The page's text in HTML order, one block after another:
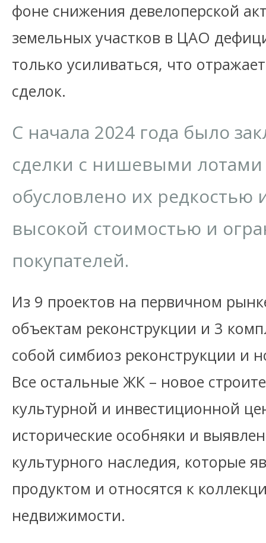
фоне снижения девелоперской
земельных участков в ЦАО
только усиливаться, что
сделок.
С начала 2024 года было
сделки с нишевыми
обусловлено их редкостью
высокой стоимостью и
покупателей.
Из 9 проектов на первичном
объектам реконструкции и 3
собой симбиоз реконструкции и
Все остальные ЖК – новое
культурной и инвестиционной
исторические особняки и
культурного наследия, которые
продуктом и относятся к
недвижимости.